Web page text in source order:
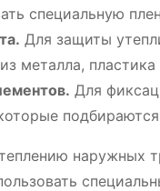
специальную
Для защиты
металла, пластика
Для
наружных